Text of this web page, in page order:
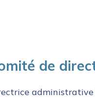
de
administrative